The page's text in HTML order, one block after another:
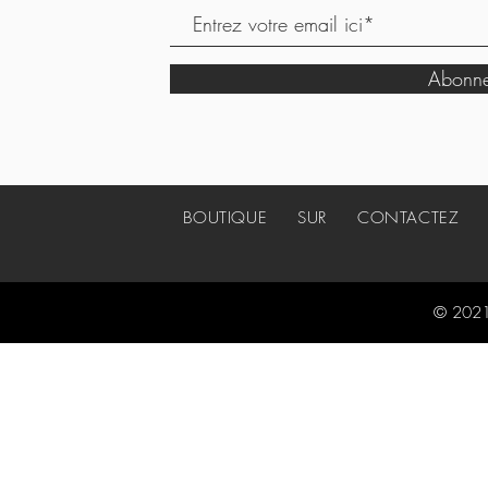
BOUTIQUE SUR CONTACTEZ
©